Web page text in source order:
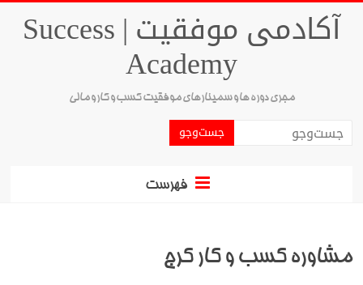
آکادمی موفقیت | Success
Academy
مجری دوره ها و سمینارهای موفقیت کسب و کار و مالی
فهرست
مشاوره کسب و کار کرج